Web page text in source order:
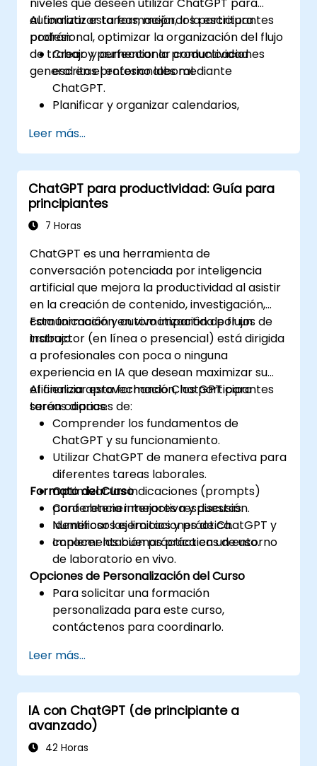
automatizar tareas, mejorar la escritura
profesional, optimizar la organización del flujo
de trabajo y aumentar la productividad
general en el entorno laboral.
Al finalizar esta formación, los participantes
podrán:
Crear y perfeccionar comunicaciones
escritas profesionales mediante
ChatGPT.
Planificar y organizar calendarios,
generadas por inteligencia artificial.
Generar y analizar contenido
administrativo como informes y
resúmenes.
Integrar ChatGPT con herramientas de
productividad y automatizar flujos de
Leer más...
ChatGPT para productividad: Guía para
principiantes
7 Horas
ChatGPT es una herramienta de
conversación potenciada por inteligencia
artificial que mejora la productividad al asistir
en la creación de contenido, investigación,
comunicación y automatización de flujos de
trabajo.
Esta formación en vivo impartida por un
instructor (en línea o presencial) está dirigida
a profesionales con poca o ninguna
experiencia en IA que desean maximizar su
eficiencia aprovechando ChatGPT para
tareas diarias.
Al finalizar esta formación, los participantes
serán capaces de:
Comprender los fundamentos de
ChatGPT y su funcionamiento.
Utilizar ChatGPT de manera efectiva para
diferentes tareas laborales.
Optimizar las indicaciones (prompts)
para obtener mejores respuestas.
Identificar las limitaciones de ChatGPT y
conocer las buenas prácticas de uso.
Formato del Curso
Conferencia interactiva y discusión.
Numerosos ejercicios y práctica.
Implementación práctica en un entorno
de laboratorio en vivo.
Opciones de Personalización del Curso
Para solicitar una formación
personalizada para este curso,
contáctenos para coordinarlo.
Leer más...
IA con ChatGPT (de principiante a
avanzado)
42 Horas